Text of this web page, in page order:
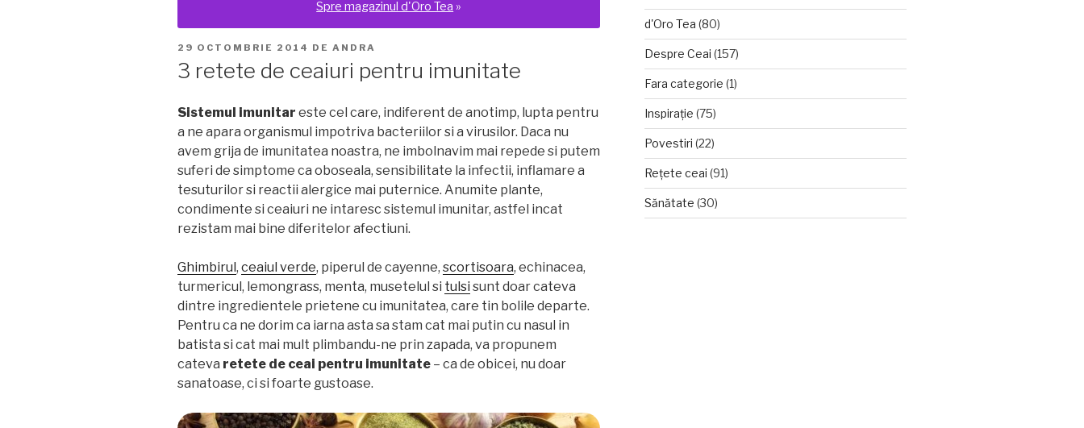
Spre magazinul d'Oro Tea »
PUBLICAT
29 OCTOMBRIE 2014 DE ANDRA
3 retete de ceaiuri pentru imunitate
Sistemul imunitar este cel care, indiferent de anotimp, lupta pentru
a ne apara organismul impotriva bacteriilor si a virusilor. Daca nu
avem grija de imunitatea noastra, ne imbolnavim mai repede si putem
suferi de simptome ca oboseala, sensibilitate la infectii, inflamare a
tesuturilor si reactii alergice mai puternice. Anumite plante,
condimente si ceaiuri ne intaresc sistemul imunitar, astfel incat
rezistam mai bine diferitelor afectiuni.
Ghimbirul , ceaiul verde, piperul de cayenne, scortisoara, echinacea,
turmericul, lemongrass, menta, musetelul si tulsi sunt doar cateva
dintre ingredientele prietene cu imunitatea, care tin bolile departe.
Pentru ca ne dorim ca iarna asta sa stam cat mai putin cu nasul in
batista si cat mai mult plimbandu-ne prin zapada, va propunem
cateva retete de ceai pentru imunitate – ca de obicei, nu doar
sanatoase, ci si foarte gustoase.
d'Oro Tea (80)
Despre Ceai (157)
Fara categorie (1)
Inspirație (75)
Povestiri (22)
Rețete ceai (91)
Sănătate (30)